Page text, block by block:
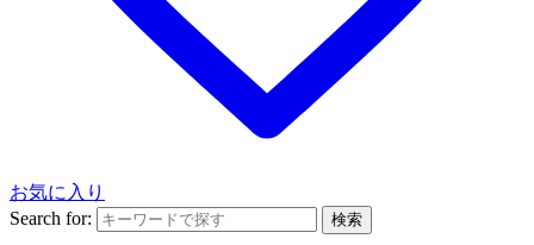
お気に入り
Search for:
検索